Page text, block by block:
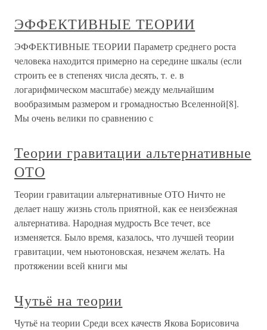
ЭФФЕКТИВНЫЕ ТЕОРИИ
ЭФФЕКТИВНЫЕ ТЕОРИИ Параметр среднего роста
человека находится примерно на середине шкалы (если
строить ее в степенях числа десять, т. е. в
логарифмическом масштабе) между мельчайшим
вообразимым размером и громадностью Вселенной[8].
Мы очень велики по сравнению с
Теории гравитации альтернативные
ОТО
Теории гравитации альтернативные ОТО Ничто не
делает нашу жизнь столь приятной, как ее неизбежная
альтернатива. Народная мудрость Все течет, все
изменяется. Было время, казалось, что лучшей теории
гравитации, чем ньютоновская, незачем желать. На
протяжении всей книги мы
Чутьё на теории
Чутьё на теории Среди всех качеств Якова Борисовича